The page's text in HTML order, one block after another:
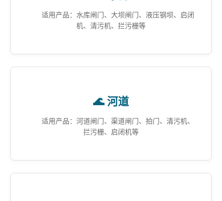
适用产品：水库闸门、大坝闸门、液压钢坝、启闭
机、清污机、拦污栅等
🌊 河道
适用产品：河道闸门、渠道闸门、拍门、清污机、
拦污栅、启闭机等